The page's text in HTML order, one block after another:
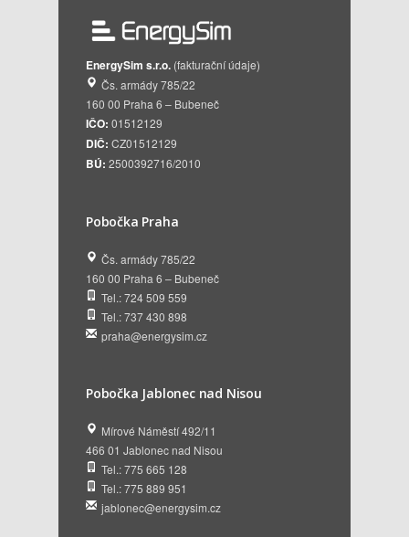
EnergySim s.r.o. (fakturační údaje)
Čs. armády 785/22
160 00 Praha 6 – Bubeneč
IČO: 01512129
DIČ: CZ01512129
BÚ: 2500392716/2010
Pobočka Praha
Čs. armády 785/22
160 00 Praha 6 – Bubeneč
Tel.: 724 509 559
Tel.: 737 430 898
praha@energysim.cz
Pobočka Jablonec nad Nisou
Mírové Náměstí 492/11
466 01 Jablonec nad Nisou
Tel.: 775 665 128
Tel.: 775 889 951
jablonec@energysim.cz